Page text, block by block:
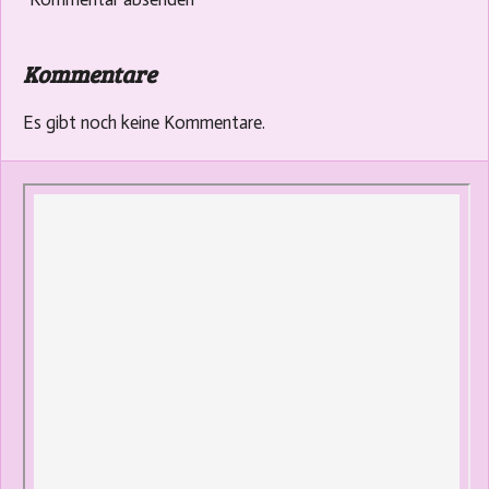
Kommentare
Es gibt noch keine Kommentare.